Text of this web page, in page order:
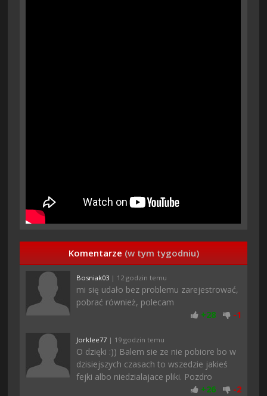
Komentarze (w tym tygodniu)
Bosniak03 | 12 godzin temu
mi się udało bez problemu zarejestrować,
pobrać również, polecam
+28 -1
Jorklee77 | 19 godzin temu
O dzięki :)) Balem sie ze nie pobiore bo w
dzisiejszych czasach to wszedzie jakieś
fejki albo niedzialajace pliki. Pozdro
+26 -2